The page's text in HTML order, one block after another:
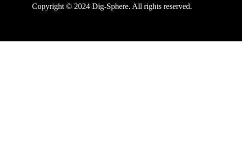
Copyright © 2024 Dig-Sphere. All rights reserved.